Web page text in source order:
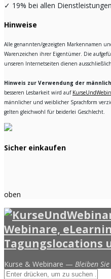
✓ 19% bei allen
Hinweise
Alle genannten/gezeigten Markennamen
Warenzeichen ihrer Eigentümer. Die
unseren Internetseiten dienen
Hinweis zur Verwendung der
besseren Lesbarkeit wird auf
männlicher und weiblicher Sprachform
gelten gleichwohl für beiderlei Geschlecht.
Sicher einkaufen
oben
Kurse & Webinare — Bleiben